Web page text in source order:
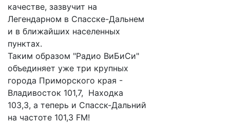
качестве, зазвучит на
Легендарном в Спасске-Дальнем
и в ближайших населенных
пунктах.
Таким образом "Радио ВиБиСи"
объединяет уже три крупных
города Приморского края -
Владивосток 101,7, Находка
103,3, а теперь и Спасск-Дальний
на частоте 101,3 FM!